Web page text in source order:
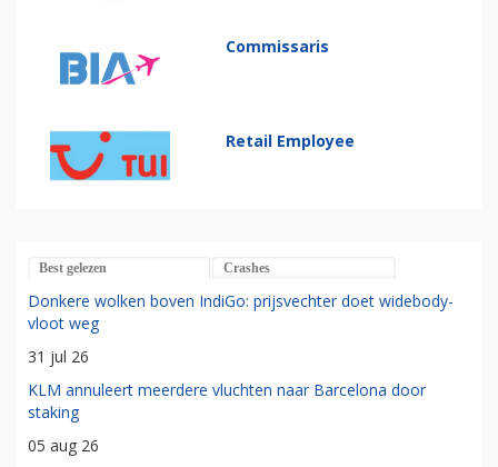
Commissaris
Retail Employee
Best gelezen Crashes
Donkere wolken boven IndiGo: prijsvechter doet widebody-
vloot weg
31 jul 26
KLM annuleert meerdere vluchten naar Barcelona door
staking
05 aug 26